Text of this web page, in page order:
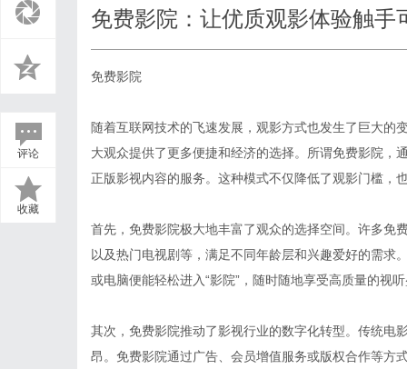
评论
收藏
免费影院：让优质观影体验触手
免费影院
随着互联网技术的飞速发展，观影方式也发生了巨大的
大观众提供了更多便捷和经济的选择。所谓免费影院，
正版影视内容的服务。这种模式不仅降低了观影门槛，
首先，免费影院极大地丰富了观众的选择空间。许多免
以及热门电视剧等，满足不同年龄层和兴趣爱好的需求
或电脑便能轻松进入“影院”，随时随地享受高质量的视
其次，免费影院推动了影视行业的数字化转型。传统电
昂。免费影院通过广告、会员增值服务或版权合作等方